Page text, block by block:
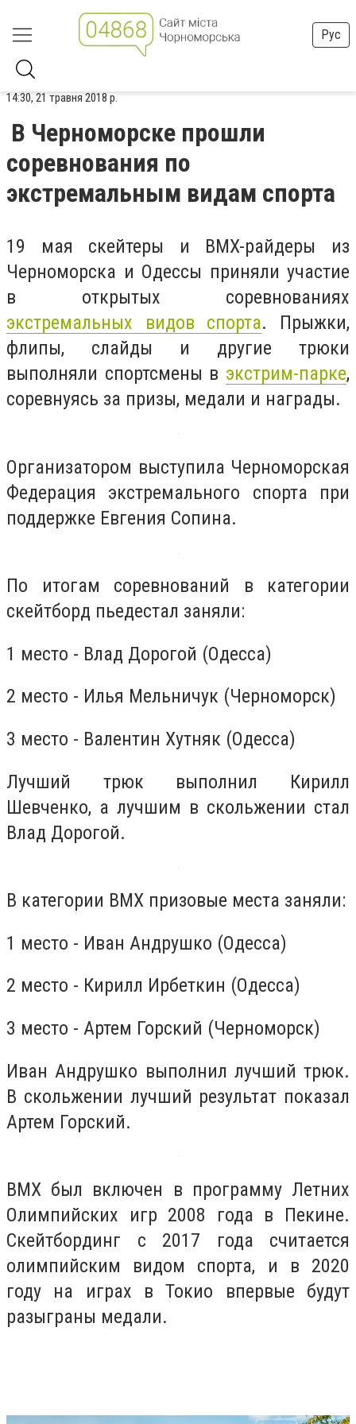
Рус
14:30, 21 травня 2018 р.
В Черноморске прошли
соревнования по
экстремальным видам спорта
19 мая скейтеры и BMX-райдеры из
Черноморска и Одессы приняли участие
в открытых соревнованиях
экстремальных видов спорта. Прыжки,
флипы, слайды и другие трюки
выполняли спортсмены в экстрим-парке,
соревнуясь за призы, медали и награды.
Организатором выступила Черноморская
Федерация экстремального спорта при
поддержке Евгения Сопина.
По итогам соревнований в категории
скейтборд пьедестал заняли:
1 место - Влад Дорогой (Одесса)
2 место - Илья Мельничук (Черноморск)
3 место - Валентин Хутняк (Одесса)
Лучший трюк выполнил Кирилл
Шевченко, а лучшим в скольжении стал
Влад Дорогой.
В категории BMX призовые места заняли:
1 место - Иван Андрушко (Одесса)
2 место - Кирилл Ирбеткин (Одесса)
3 место - Артем Горский (Черноморск)
Иван Андрушко выполнил лучший трюк.
В скольжении лучший результат показал
Артем Горский.
ВМХ был включен в программу Летних
Олимпийских игр 2008 года в Пекине.
Скейтбординг с 2017 года считается
олимпийским видом спорта, и в 2020
году на играх в Токио впервые будут
разыграны медали.